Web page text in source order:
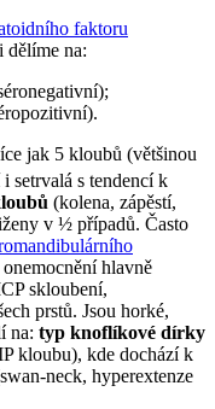
faktoru
dělíme na:
jak 5 kloubů (většinou
setrvalá s tendencí k
(kolena, zápěstí,
v ½ případů. Často
hlavně
skloubení,
prstů. Jsou horké,
na: typ knoflíkové dírky
kloubu), kde dochází k
neck, hyperextenze